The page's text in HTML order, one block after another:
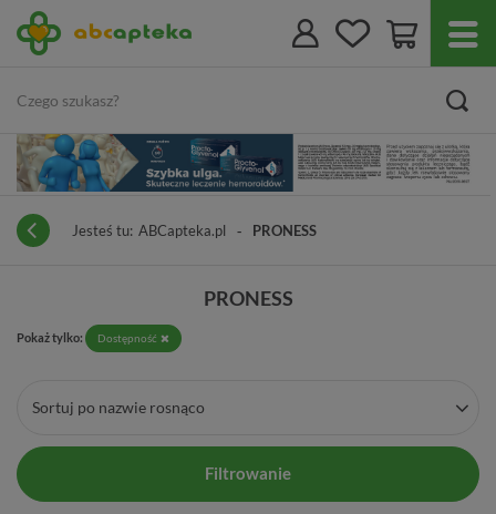
Jesteś tu: ABCapteka.pl PRONESS
PRONESS
Pokaż tylko: Dostępność
Sortuj po nazwie rosnąco
Filtrowanie